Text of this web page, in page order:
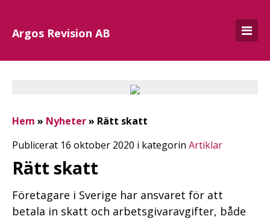
Argos Revision AB
Hem » Nyheter» Rätt skatt
Publicerat 16 oktober 2020 i kategorin Artiklar
Rätt skatt
Företagare i Sverige har ansvaret för att
betala in skatt och arbetsgivaravgifter, både